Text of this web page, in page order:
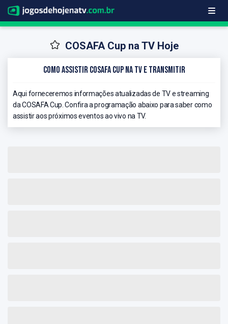
COSAFA Cup na TV Hoje
Como Assistir COSAFA Cup na TV e Transmitir
Aqui forneceremos informações atualizadas de TV e streaming
da COSAFA Cup. Confira a programação abaixo para saber como
assistir aos próximos eventos ao vivo na TV.